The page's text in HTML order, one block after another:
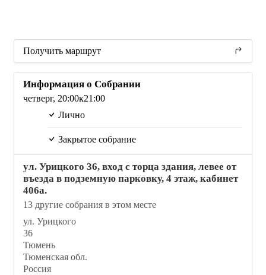
Получить маршрут
Информация о Собрании
четверг, 20:00к21:00
Лично
Закрытое собрание
ул. Урицкого 36, вход с торца здания, левее от
въезда в подземную парковку, 4 этаж, кабинет
406а.
13 другие собрания в этом месте
ул. Урицкого
36
Тюмень
Тюменская обл.
Россия